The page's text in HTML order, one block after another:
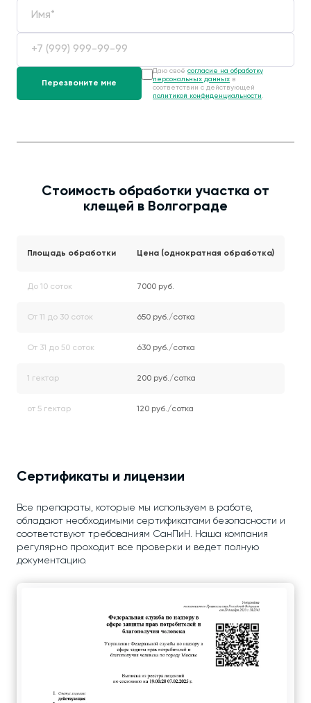
Даю своё согласие на обработку
персональных данных в
соответствии с действующей
политикой конфиденциальности .
Стоимость обработки участка от
клещей в Волгограде
Площадь обработки Цена (однократная обработка)
До 10 соток 7000 руб.
От 11 до 30 соток 650 руб./сотка
От 31 до 50 соток 630 руб./сотка
1 гектар 200 руб./сотка
от 5 гектар 120 руб./сотка
Сертификаты и лицензии
Все препараты, которые мы используем в работе,
обладают необходимыми сертификатами безопасности и
соответствуют требованиям СанПиН. Наша компания
регулярно проходит все проверки и ведет полную
документацию.